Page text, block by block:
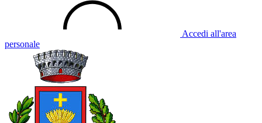
Accedi all'area
personale